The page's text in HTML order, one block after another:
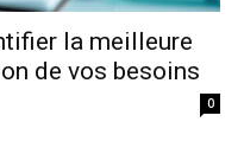
la meilleure
de vos besoins
0